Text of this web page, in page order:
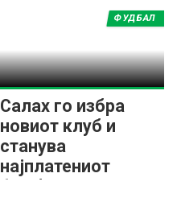
Салах го избра
новиот клуб и
станува
најплатениот
фудбалер во
ФУДБАЛ